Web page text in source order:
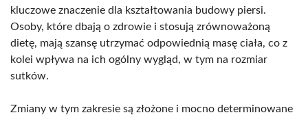
kluczowe znaczenie dla kształtowania budowy piersi.
Osoby, które dbają o zdrowie i stosują zrównoważoną
dietę, mają szansę utrzymać odpowiednią masę ciała, co z
kolei wpływa na ich ogólny wygląd, w tym na rozmiar
sutków.
Zmiany w tym zakresie są złożone i mocno determinowane